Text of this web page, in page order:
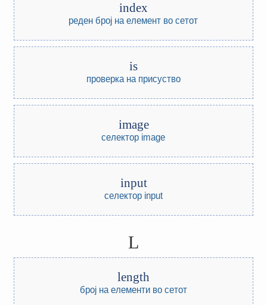
index
реден број на елемент во сетот
is
проверка на присуство
image
селектор image
input
селектор input
L
length
број на елементи во сетот